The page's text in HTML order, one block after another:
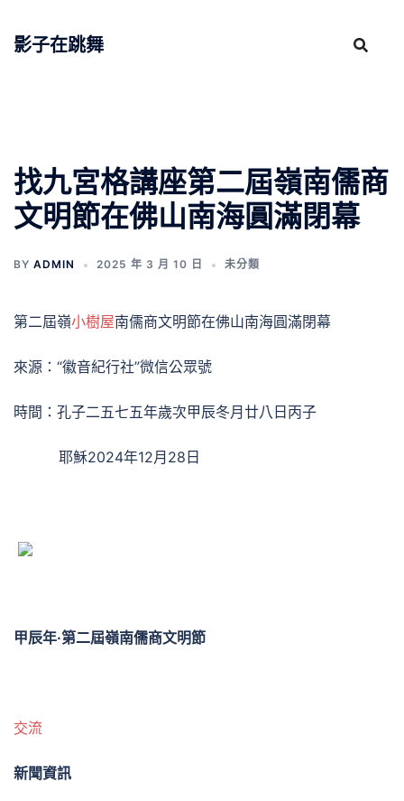
影子在跳舞
找九宮格講座第二屆嶺南儒商
文明節在佛山南海圓滿閉幕
BY ADMIN 2025 年 3 月 10 日 未分類
第二屆嶺小樹屋南儒商文明節在佛山南海圓滿閉幕
來源：“徽音紀行社”微信公眾號
時間：孔子二五七五年歲次甲辰冬月廿八日丙子
耶穌2024年12月28日
甲辰年·第二屆嶺南儒商文明節
交流
新聞資訊